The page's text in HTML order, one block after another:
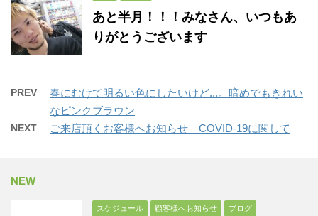
あと半月！！！みなさん、いつもあ
りがとうございます
PREV
春にむけて明るい色にしたいけど...。暗めでもきれい
なピンクブラウン
NEXT ご来店頂くお客様へお知らせ COVID-19に関して
NEW
スケジュール 顧客様へお知らせ ブログ